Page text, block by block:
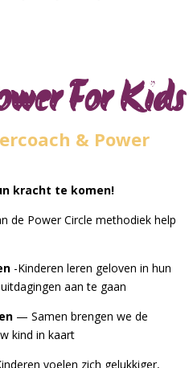
For Kids
& Power
kracht te komen!
de Power Circle methodiek help
-Kinderen leren geloven in hun
uitdagingen aan te gaan
— Samen brengen we de
kind in kaart
voelen zich gelukkiger,